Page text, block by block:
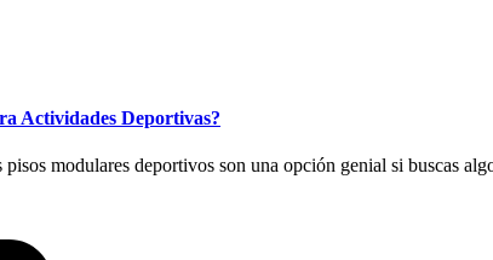
Actividades Deportivas?
modulares deportivos son una opción genial si buscas